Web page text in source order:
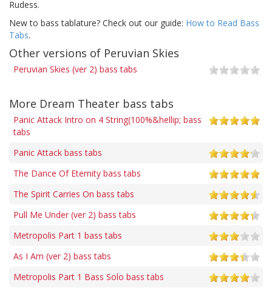
Rudess.
New to bass tablature? Check out our guide: How to Read Bass
Tabs.
Other versions of Peruvian Skies
Peruvian Skies (ver 2) bass tabs
More Dream Theater bass tabs
Panic Attack Intro on 4 String(100%&hellip; bass
tabs
Panic Attack bass tabs
The Dance Of Eternity bass tabs
The Spirit Carries On bass tabs
Pull Me Under (ver 2) bass tabs
Metropolis Part 1 bass tabs
As I Am (ver 2) bass tabs
Metropolis Part 1 Bass Solo bass tabs